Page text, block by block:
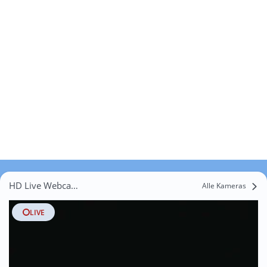
HD Live Webcams Kreisabdeckerei Alle Kameras
LIVE